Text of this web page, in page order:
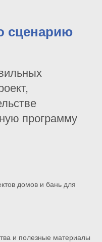
сценарию
программу
домов и бань для
и полезные материалы